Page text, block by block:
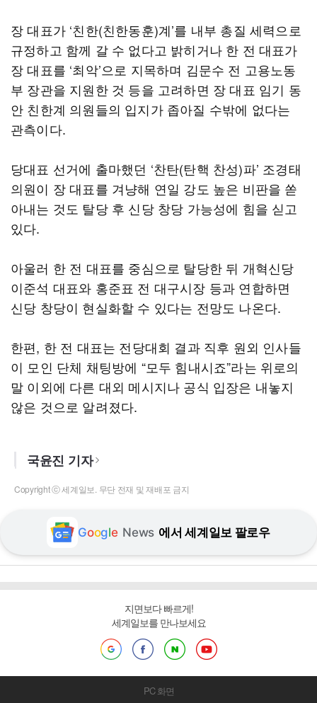
장 대표가 ‘친한(친한동훈)계’를 내부 총질 세력으로
규정하고 함께 갈 수 없다고 밝히거나 한 전 대표가
장 대표를 ‘최악’으로 지목하며 김문수 전 고용노동
부 장관을 지원한 것 등을 고려하면 장 대표 임기 동
안 친한계 의원들의 입지가 좁아질 수밖에 없다는
관측이다.
당대표 선거에 출마했던 ‘찬탄(탄핵 찬성)파’ 조경태
의원이 장 대표를 겨냥해 연일 강도 높은 비판을 쏟
아내는 것도 탈당 후 신당 창당 가능성에 힘을 싣고
있다.
아울러 한 전 대표를 중심으로 탈당한 뒤 개혁신당
이준석 대표와 홍준표 전 대구시장 등과 연합하면
신당 창당이 현실화할 수 있다는 전망도 나온다.
한편, 한 전 대표는 전당대회 결과 직후 원외 인사들
이 모인 단체 채팅방에 “모두 힘내시죠”라는 위로의
말 이외에 다른 대외 메시지나 공식 입장은 내놓지
않은 것으로 알려졌다.
국윤진 기자
Copyright ⓒ 세계일보. 무단 전재 및 재배포 금지
Google News 에서 세계일보 팔로우
지면보다 빠르게!
세계일보를 만나보세요
PC 화면